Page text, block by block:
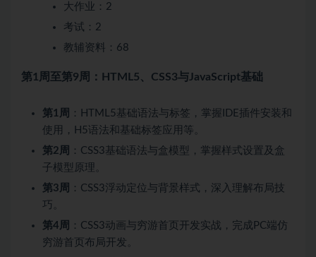
大作业：2
考试：2
教辅资料：68
第1周至第9周：HTML5、CSS3与JavaScript基础
第1周
：HTML5基础语法与标签，掌握IDE插件安装和
使用，H5语法和基础标签应用等。
第2周
：CSS3基础语法与盒模型，掌握样式设置及盒
子模型原理。
第3周
：CSS3浮动定位与背景样式，深入理解布局技
巧。
第4周
：CSS3动画与穷游首页开发实战，完成PC端仿
穷游首页布局开发。